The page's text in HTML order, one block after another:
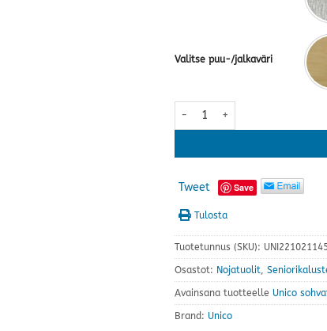
Valitse puu-/jalkaväri
Helmi Plus nojatuoli · kaksi
Tweet Save
Tulosta
Tuotetunnus (SKU):
Osastot: Nojatuolit
Avainsana tuotteelle Unico
Brand: Unico